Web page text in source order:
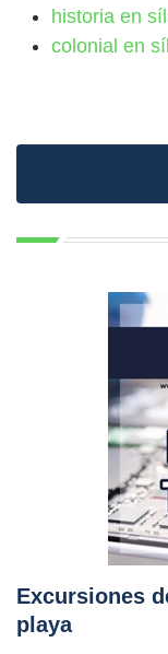
historia en
colonial en
Excursiones
playa